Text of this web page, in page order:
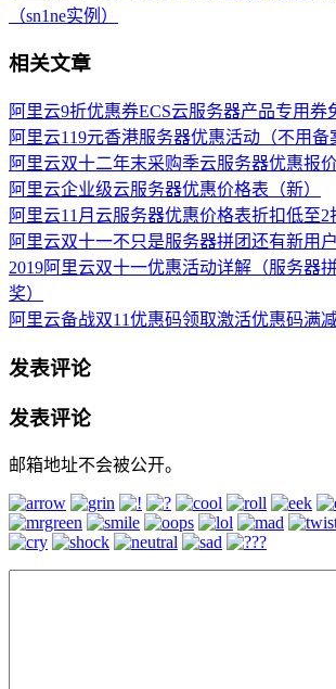
（sn1ne实例）
相关文章
阿里云9折优惠券ECS云服务器产品专用券
阿里云119元香港服务器优惠活动（不用备
阿里云双十二年末采购季云服务器优惠报
阿里云企业级云服务器优惠价格表（新）
阿里云11月云服务器优惠价格表折扣低至2
阿里云双十一不只是服务器拼团还有新用
2019阿里云双十一优惠活动详解（服务器
奖）
阿里云备战双11优惠码领取激活优惠码满
发表评论
发表评论
邮箱地址不会被公开。